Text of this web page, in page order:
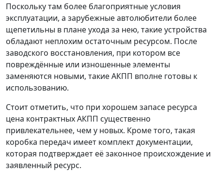
Поскольку там более благоприятные условия
эксплуатации, а зарубежные автолюбители более
щепетильны в плане ухода за нею, такие устройства
обладают неплохим остаточным ресурсом. После
заводского восстановления, при котором все
повреждённые или изношенные элементы
заменяются новыми, такие АКПП вполне готовы к
использованию.
Стоит отметить, что при хорошем запасе ресурса
цена контрактных АКПП существенно
привлекательнее, чем у новых. Кроме того, такая
коробка передач имеет комплект документации,
которая подтверждает её законное происхождение и
заявленный ресурс.